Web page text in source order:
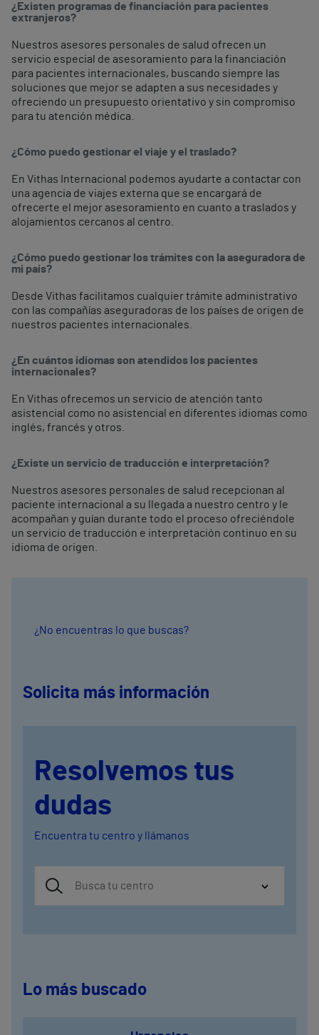
¿Existen programas de financiación para pacientes
extranjeros?
Nuestros asesores personales de salud ofrecen un
servicio especial de asesoramiento para la financiación
para pacientes internacionales, buscando siempre las
soluciones que mejor se adapten a sus necesidades y
ofreciendo un presupuesto orientativo y sin compromiso
para tu atención médica.
¿Cómo puedo gestionar el viaje y el traslado?
En Vithas Internacional podemos ayudarte a contactar con
una agencia de viajes externa que se encargará de
ofrecerte el mejor asesoramiento en cuanto a traslados y
alojamientos cercanos al centro.
¿Cómo puedo gestionar los trámites con la aseguradora de
mi país?
Desde Vithas facilitamos cualquier trámite administrativo
con las compañías aseguradoras de los países de origen de
nuestros pacientes internacionales.
¿En cuántos idiomas son atendidos los pacientes
internacionales?
En Vithas ofrecemos un servicio de atención tanto
asistencial como no asistencial en diferentes idiomas como
inglés, francés y otros.
¿Existe un servicio de traducción e interpretación?
Nuestros asesores personales de salud recepcionan al
paciente internacional a su llegada a nuestro centro y le
acompañan y guían durante todo el proceso ofreciéndole
un servicio de traducción e interpretación continuo en su
idioma de origen.
¿No encuentras lo que buscas?
Solicita más información
Resolvemos tus
dudas
Encuentra tu centro y llámanos
Lo más buscado